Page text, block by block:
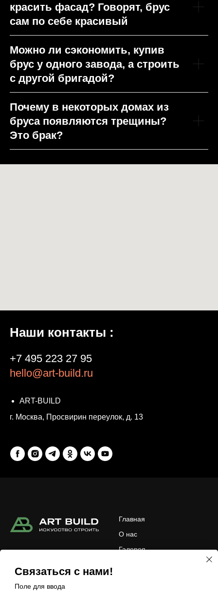
красить фасад? Говорят, брус
сам по себе красивый
Можно ли сэкономить, купив
брус у одного завода, а строить
с другой бригадой?
Почему в некоторых домах из
бруса появляются трещины?
Это брак?
Связаться с нами!
Поле для ввода
Наши контакты :
+7 495 223 27 95
hello@art-build.ru
ART-BUILD
г. Москва, Просвирин переулок, д. 13
Главная
О нас
Галерея